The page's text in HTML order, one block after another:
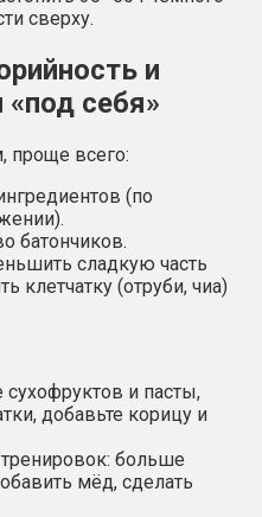
сверху.
и
«под себя»
проще всего:
(по
батончиков.
сладкую часть
клетчатку (отруби, чиа)
и пасты,
добавьте корицу и
больше
мёд, сделать